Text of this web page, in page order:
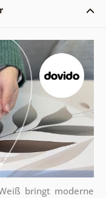
bringt moderne